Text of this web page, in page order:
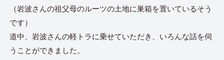
（岩波さんの祖父母のルーツの土地に巣箱を置いているそう
です）
道中、岩波さんの軽トラに乗せていただき、いろんな話を伺
うことができました。